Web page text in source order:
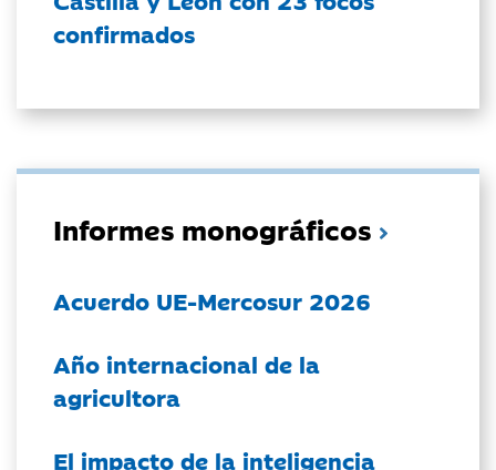
confirmados
Informes monográficos
Acuerdo UE-Mercosur 2026
Año internacional de la
agricultora
El impacto de la inteligencia